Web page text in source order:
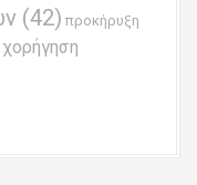
(42) προκήρυξη
χορήγηση